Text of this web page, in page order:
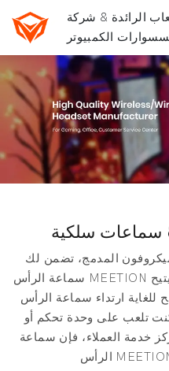
الرائدة & شركة
الكمبيوتر
سماعات سلكية
المدمج، تضمن لك
سماعة الرأس MEETION إمكانية التواصل بوضوح وفعالية. يتيح
ارتداء سماعة الرأس
تلعب على وحدة تحكم أو
خدمة العملاء، فإن سماعة